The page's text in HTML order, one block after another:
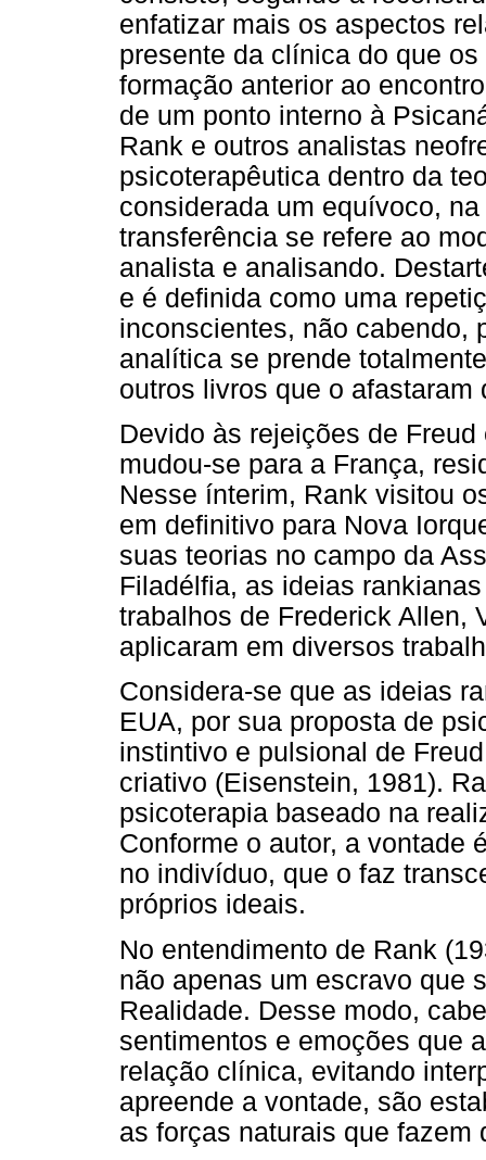
enfatizar mais os aspectos
presente da clínica do que
formação anterior ao
de um ponto interno à
Rank e outros analistas
psicoterapêutica dentro da
considerada um equívoco,
transferência se refere ao
analista e analisando.
e é definida como uma
inconscientes, não cabendo,
analítica se prende
outros livros que o
Devido às rejeições de
mudou-se para a França,
Nesse ínterim, Rank visitou
em definitivo para Nova
suas teorias no campo da
Filadélfia, as ideias
trabalhos de Frederick Allen,
aplicaram em diversos
Considera-se que as ideias
EUA, por sua proposta de
instintivo e pulsional de
criativo (Eisenstein, 1981).
psicoterapia baseado na
Conforme o autor, a vontade
no indivíduo, que o faz
próprios ideais.
No entendimento de Rank
não apenas um escravo que
Realidade. Desse modo,
sentimentos e emoções que
relação clínica, evitando
apreende a vontade, são
as forças naturais que fazem